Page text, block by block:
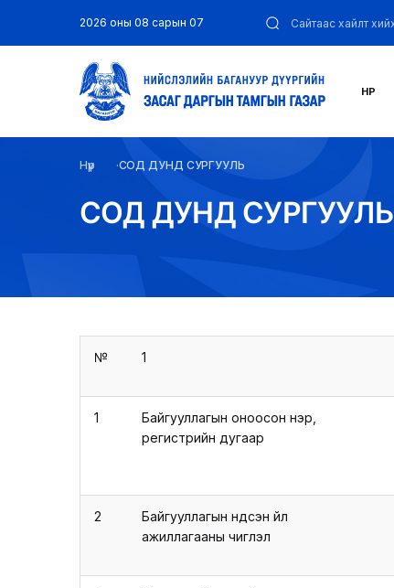
2026 оны 08 сарын 07
НҮҮР
Нүүр СОД ДУНД СУРГУУЛЬ
СОД ДУНД СУРГУУЛЬ
№ 1
1
Байгууллагын оноосон нэр,
регистрийн дугаар
2
Байгууллагын үндсэн үйл
ажиллагааны чиглэл